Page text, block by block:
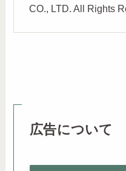
CO., LTD. All Rights
広告について